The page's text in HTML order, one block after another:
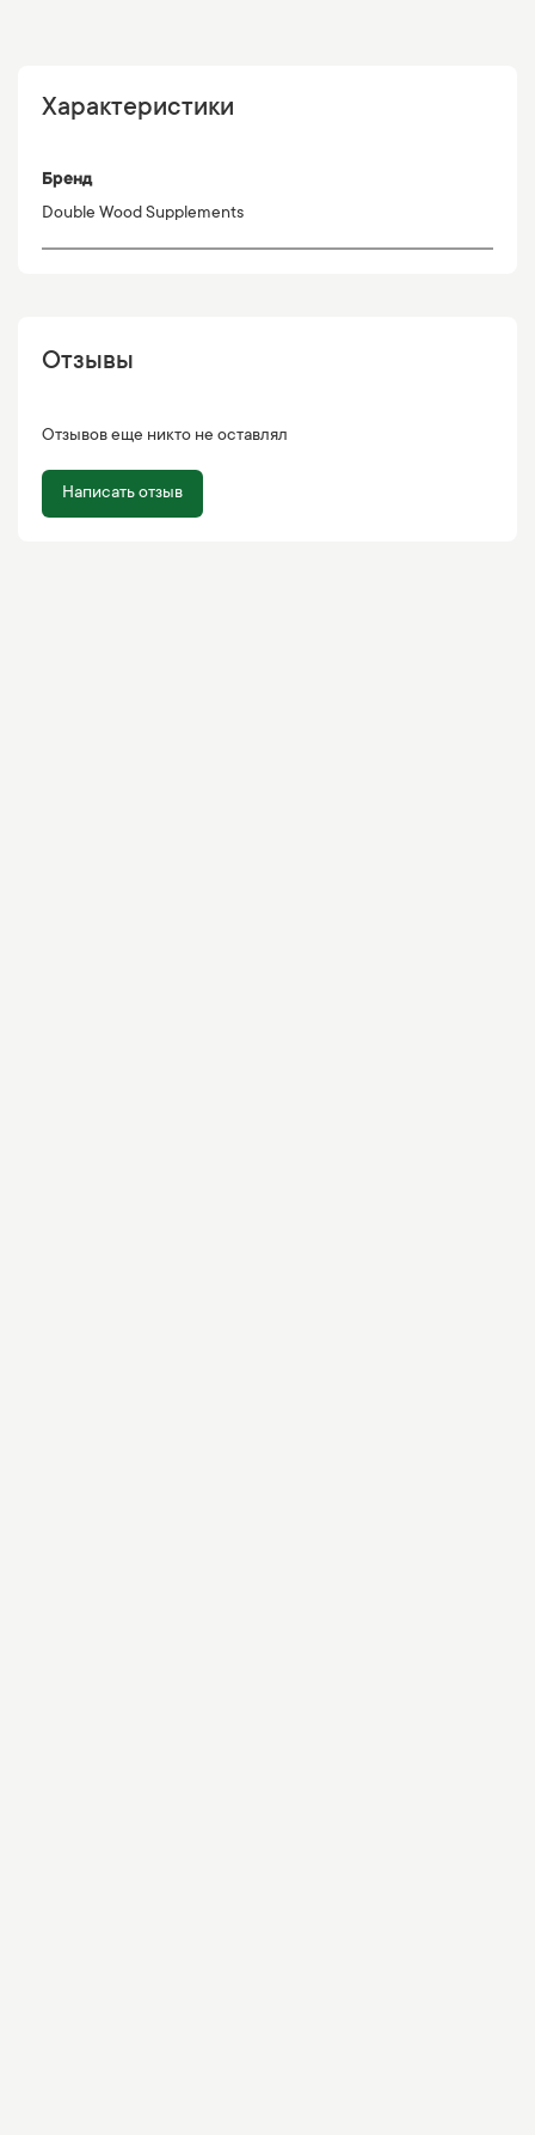
Характеристики
Бренд
Double Wood Supplements
Отзывы
Отзывов еще никто не оставлял
Написать отзыв